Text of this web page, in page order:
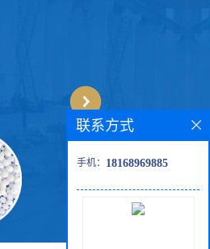
联系方式
手机： 18168969885